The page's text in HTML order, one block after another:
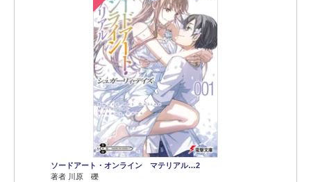
ソードアート・オンライン マテリアル…2
著者 川原 礫